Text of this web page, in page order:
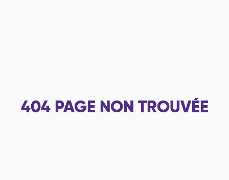
404 PAGE NON TROUVÉE